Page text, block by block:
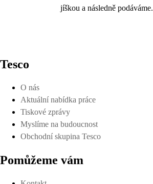
jíškou a následně podáváme.
Tesco
O nás
Aktuální nabídka práce
Tiskové zprávy
Myslíme na budoucnost
Obchodní skupina Tesco
Pomůžeme vám